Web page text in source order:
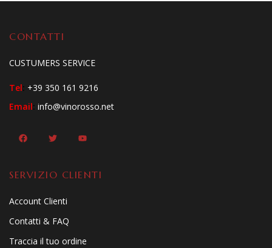
CONTATTI
CUSTUMERS SERVICE
Tel: +39 350 161 9216
Email: info@vinorosso.net
SERVIZIO CLIENTI
Account Clienti
Contatti & FAQ
Traccia il tuo ordine